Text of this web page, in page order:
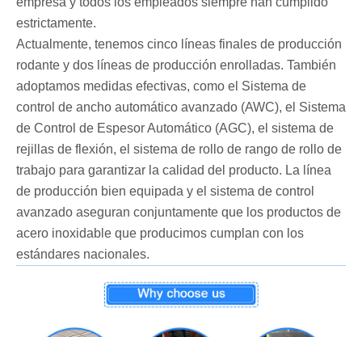
estrictamente.
Actualmente, tenemos cinco líneas finales de producción
rodante y dos líneas de producción enrolladas. También
adoptamos medidas efectivas, como el Sistema de
control de ancho automático avanzado (AWC), el Sistema
de Control de Espesor Automático (AGC), el sistema de
rejillas de flexión, el sistema de rollo de rango de rollo de
trabajo para garantizar la calidad del producto. La línea
de producción bien equipada y el sistema de control
avanzado aseguran conjuntamente que los productos de
acero inoxidable que producimos cumplan con los
estándares nacionales.